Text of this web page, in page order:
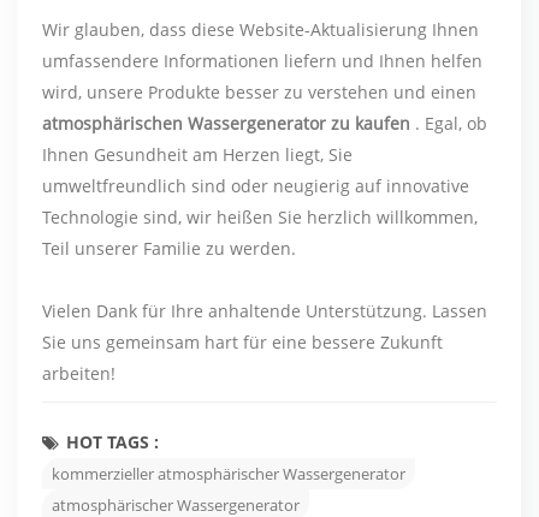
Wir glauben, dass diese Website-Aktualisierung Ihnen
umfassendere Informationen liefern und Ihnen helfen
wird, unsere Produkte besser zu verstehen und einen
atmosphärischen Wassergenerator zu kaufen . Egal, ob
Ihnen Gesundheit am Herzen liegt, Sie
umweltfreundlich sind oder neugierig auf innovative
Technologie sind, wir heißen Sie herzlich willkommen,
Teil unserer Familie zu werden.
Vielen Dank für Ihre anhaltende Unterstützung. Lassen
Sie uns gemeinsam hart für eine bessere Zukunft
arbeiten!
HOT TAGS :
kommerzieller atmosphärischer Wassergenerator
atmosphärischer Wassergenerator